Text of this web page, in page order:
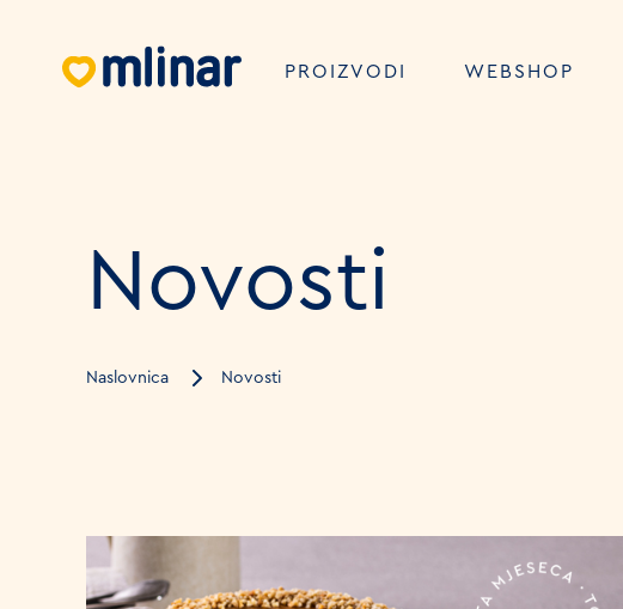
PROIZVODI WEBSHOP
Novosti
Naslovnica Novosti